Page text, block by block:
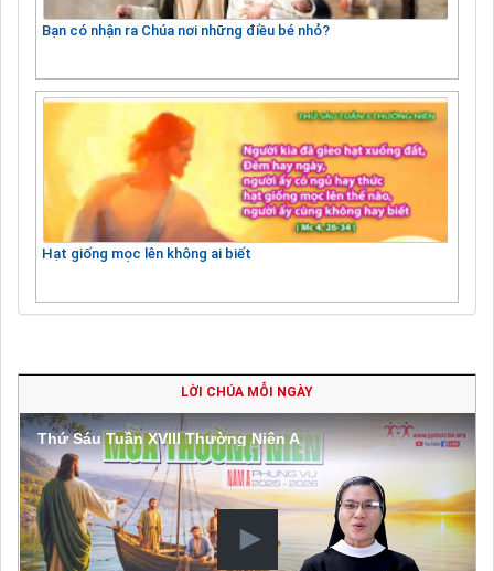
Bạn có nhận ra Chúa nơi những điều bé nhỏ?
Hạt giống mọc lên không ai biết
LỜI CHÚA MỖI NGÀY
Thứ Sáu Tuần XVIII Thường Niên A